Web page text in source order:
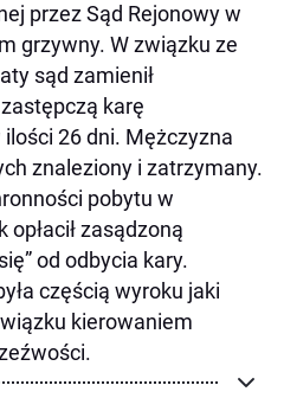
przez Sąd Rejonowy w
grzywny. W związku ze
sąd zamienił
karę
26 dni. Mężczyzna
znaleziony i zatrzymany.
pobytu w
zasądzoną
od odbycia kary.
częścią wyroku jaki
kierowaniem